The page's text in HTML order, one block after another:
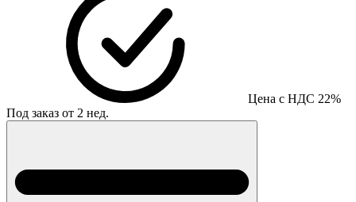
Цена с НДС 22%
Под заказ от 2 нед.